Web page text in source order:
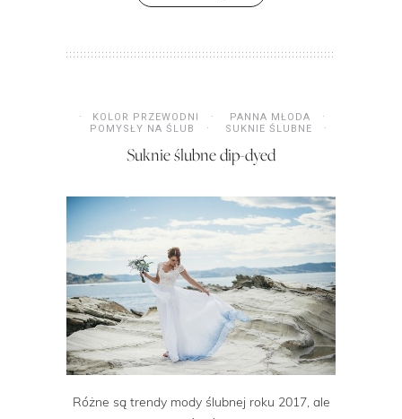
KOLOR PRZEWODNI
PANNA MŁODA
POMYSŁY NA ŚLUB
SUKNIE ŚLUBNE
Suknie ślubne dip-dyed
Różne są trendy mody ślubnej roku 2017, ale